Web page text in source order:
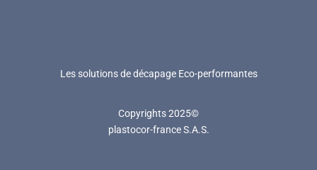
Les solutions de décapage Eco-performantes
Copyrights 2025©
plastocor-france S.A.S.